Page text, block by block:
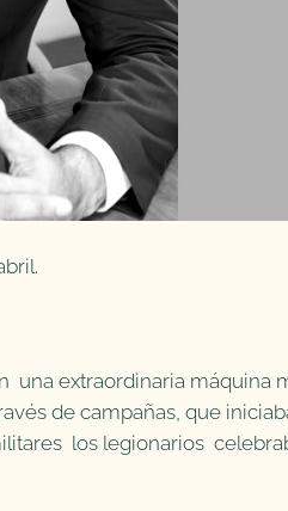
una extraordinaria máquina
de campañas, que
los legionarios